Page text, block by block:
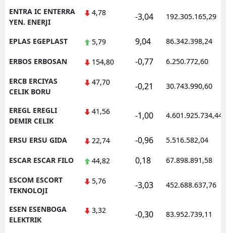
ENTRA IC ENTERRA
YEN. ENERJI
4,78 -3,04 192.305.165,29
EPLAS EGEPLAST 5,79 9,04 86.342.398,24
ERBOS ERBOSAN 154,80 -0,77 6.250.772,60
ERCB ERCIYAS
CELIK BORU
47,70 -0,21 30.743.990,60
EREGL EREGLI
DEMIR CELIK
41,56 -1,00 4.601.925.734,44
ERSU ERSU GIDA 22,74 -0,96 5.516.582,04
ESCAR ESCAR FILO 44,82 0,18 67.898.891,58
ESCOM ESCORT
TEKNOLOJI
5,76 -3,03 452.688.637,76
ESEN ESENBOGA
ELEKTRIK
3,32 -0,30 83.952.739,11